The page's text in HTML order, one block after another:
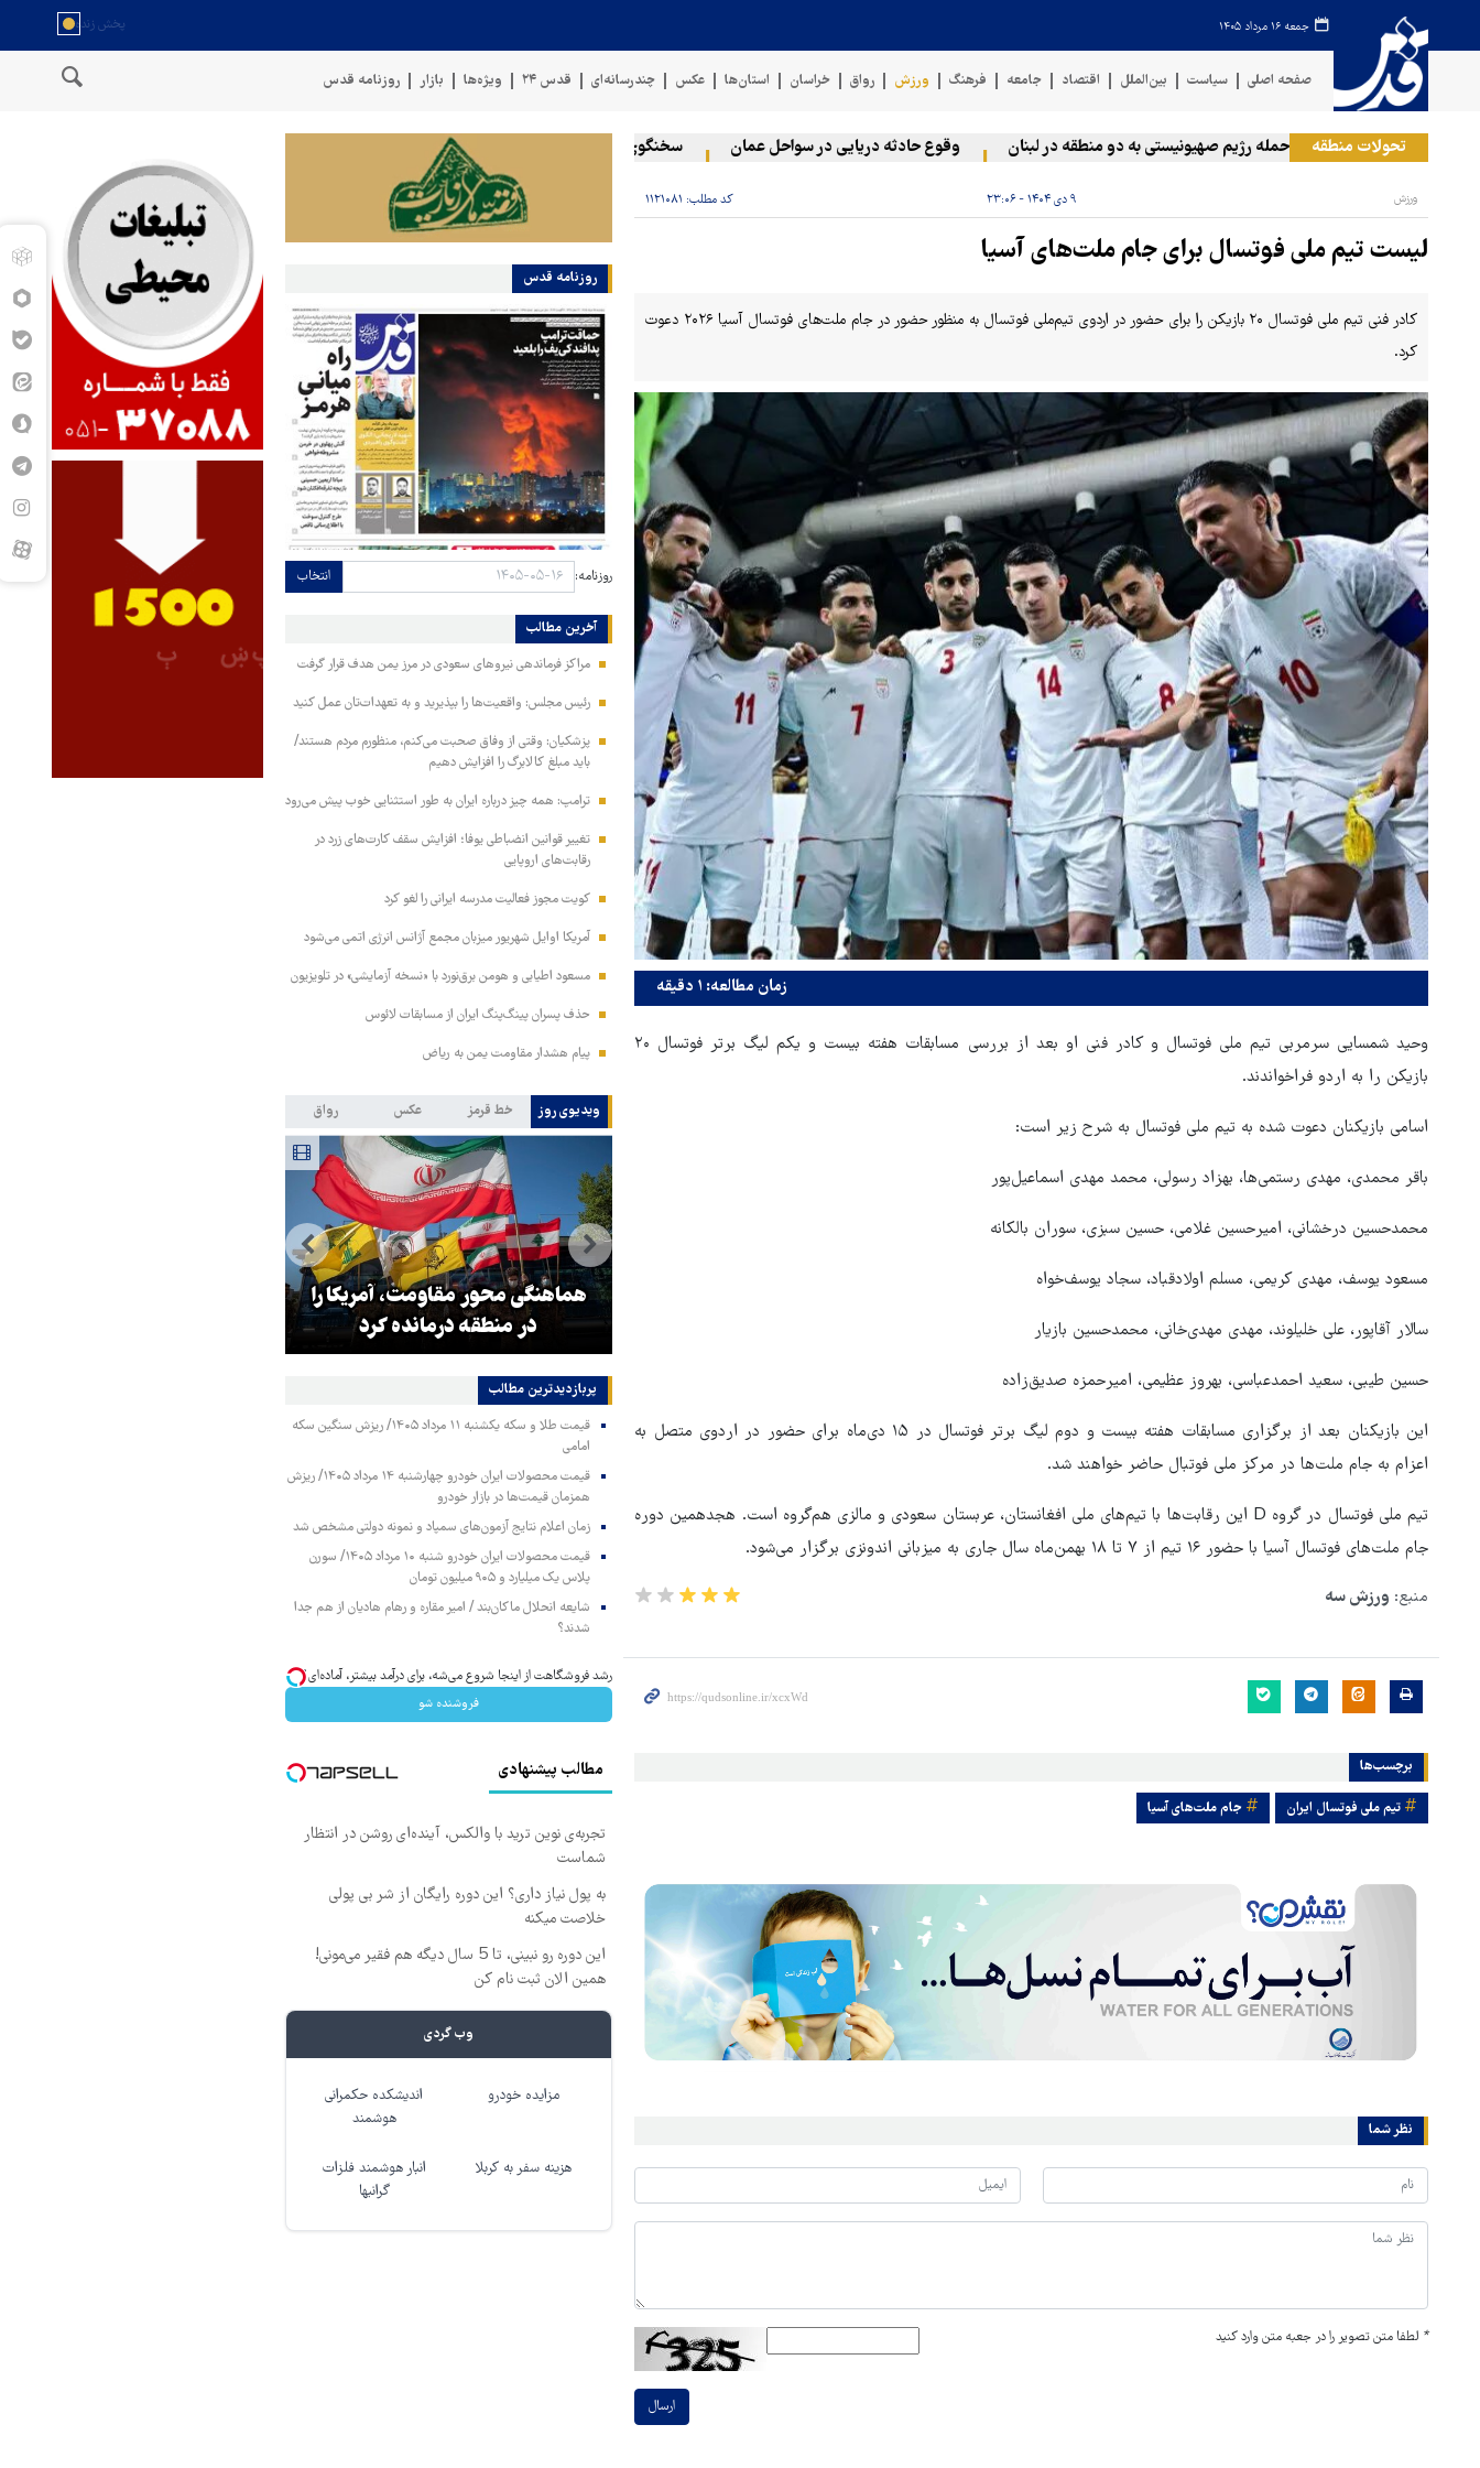
جمعه ۱۶ مرداد ۱۴۰۵
صفحه اصلی سیاست بین‌الملل اقتصاد جامعه فرهنگ ورزش رواق خراسان استان‌ها عکس چندرسانه‌ای قدس ۲۴ ویژه‌ها بازار روزنامه قدس
تحولات منطقهحمله رژیم صهیونیستی به دو منطقه در لبنان وقوع حادثه دریایی در سواحل عمان سخنگوی نیروهای مسلح یمن: کشتی نفتی عربستان را با موشک بالستیک هدف قرار دادیم
ورزش ۹ دی ۱۴۰۴ - ۲۳:۰۶ کد مطلب: ۱۱۲۱۰۸۱
لیست تیم ملی فوتسال برای جام ملت‌های آسیا
کادر فنی تیم ملی فوتسال ۲۰ بازیکن را برای حضور در اردوی تیم‌ملی فوتسال به منظور حضور در جام ملت‌های فوتسال آسیا ۲۰۲۶ دعوت
کرد.
زمان مطالعه: ۱ دقیقه
وحید شمسایی سرمربی تیم ملی فوتسال و کادر فنی او بعد از بررسی مسابقات هفته بیست و یکم لیگ برتر فوتسال ۲۰
بازیکن را به اردو فراخواندند.
اسامی بازیکنان دعوت شده به تیم ملی فوتسال به شرح زیر است:
باقر محمدی، مهدی رستمی‌ها، بهزاد رسولی، محمد مهدی اسماعیل‌پور
محمدحسین درخشانی، امیرحسین غلامی، حسین سبزی، سوران بالکانه
مسعود یوسف، مهدی کریمی، مسلم اولادقباد، سجاد یوسف‌خواه
سالار آقاپور، علی خلیلوند، مهدی مهدی‌خانی، محمدحسین بازیار
حسین طیبی، سعید احمدعباسی، بهروز عظیمی، امیرحمزه صدیق‌زاده
این بازیکنان بعد از برگزاری مسابقات هفته بیست و دوم لیگ برتر فوتسال در ۱۵ دی‌ماه برای حضور در اردوی متصل به
اعزام به جام ملت‌ها در مرکز ملی فوتبال حاضر خواهند شد.
تیم ملی فوتسال در گروه D این رقابت‌ها با تیم‌های ملی افغانستان، عربستان سعودی و مالزی هم‌گروه است. هجدهمین دوره
جام ملت‌های فوتسال آسیا با حضور ۱۶ تیم از ۷ تا ۱۸ بهمن‌ماه سال جاری به میزبانی اندونزی برگزار می‌شود.
منبع: ورزش سه
برچسب‌ها
تیم ملی فوتسال ایران جام ملت‌های آسیا
نظر شما
* لطفا متن تصویر را در جعبه متن وارد کنید
ارسال
روزنامه قدس
روزنامه: انتخاب
آخرین مطالب
مراکز فرماندهی نیروهای سعودی در مرز یمن هدف قرار گرفت
رئیس مجلس: واقعیت‌ها را بپذیرید و به تعهدات‌تان عمل کنید
پزشکیان: وقتی از وفاق صحبت می‌کنم، منظورم مردم هستند/
باید مبلغ کالابرگ را افزایش دهیم
ترامپ: همه چیز درباره ایران به طور استثنایی خوب پیش می‌رود
تغییر قوانین انضباطی یوفا؛ افزایش سقف کارت‌های زرد در
رقابت‌های اروپایی
کویت مجوز فعالیت مدرسه ایرانی را لغو کرد
آمریکا اوایل شهریور میزبان مجمع آژانس انرژی اتمی می‌شود
مسعود اطیابی و هومن برق‌نورد با «نسخه آزمایشی» در تلویزیون
حذف پسران پینگ‌پنگ ایران از مسابقات لائوس
پیام هشدار مقاومت یمن به ریاض
ویدیوی روز خط قرمز عکس رواق
مقاومت، آمریکا را
درمانده کرد
ترامپ نماد فساد، اقتدارگرایی و
جنگ‌طلبی است!
هماهنگی محور مقاومت، آمریکا را
در منطقه درمانده کرد
پربازدیدترین‌ مطالب
قیمت طلا و سکه یکشنبه ۱۱ مرداد ۱۴۰۵/ ریزش سنگین سکه
امامی
قیمت محصولات ایران خودرو چهارشنبه ۱۴ مرداد ۱۴۰۵/ ریزش
همزمان قیمت‌ها در بازار خودرو
زمان اعلام نتایج آزمون‌های سمپاد و نمونه دولتی مشخص شد
قیمت محصولات ایران خودرو شنبه ۱۰ مرداد ۱۴۰۵/ سورن
پلاس یک میلیارد و ۹۰۵ میلیون تومان
شایعه انحلال ماکان‌بند / امیر مقاره و رهام هادیان از هم جدا
شدند؟
رشد فروشگاهت از اینجا شروع می‌شه، برای درآمد بیشتر، آماده‌ای؟
فروشنده شو
مطالب پیشنهادی
تجربه‌ی نوین ترید با والکس، آینده‌ای روشن در انتظار
شماست
به پول نیاز داری؟ این دوره رایگان از شر بی پولی
خلاصت میکنه
این دوره رو نبینی، تا 5 سال دیگه هم فقیر می‌مونی!
همین الان ثبت نام کن
وب گردی
مزایده خودرو
اندیشکده حکمرانی
هوشمند
هزینه سفر به کربلا
انبار هوشمند فلزات
گرانبها